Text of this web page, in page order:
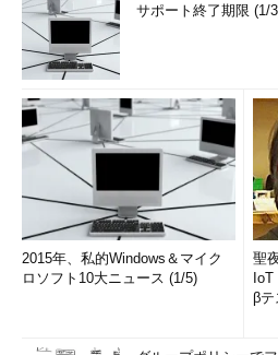
サポート終了期限 (1/
2015年、私的Windows＆マイク
ロソフト10大ニュース (1/5)
聖
β